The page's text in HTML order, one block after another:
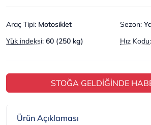
Araç Tipi: Motosiklet Sezon:
Yük indeksi: 60 (250 kg) Hız Kodu:
STOĞA GELDİĞİNDE
Ürün Açıklaması